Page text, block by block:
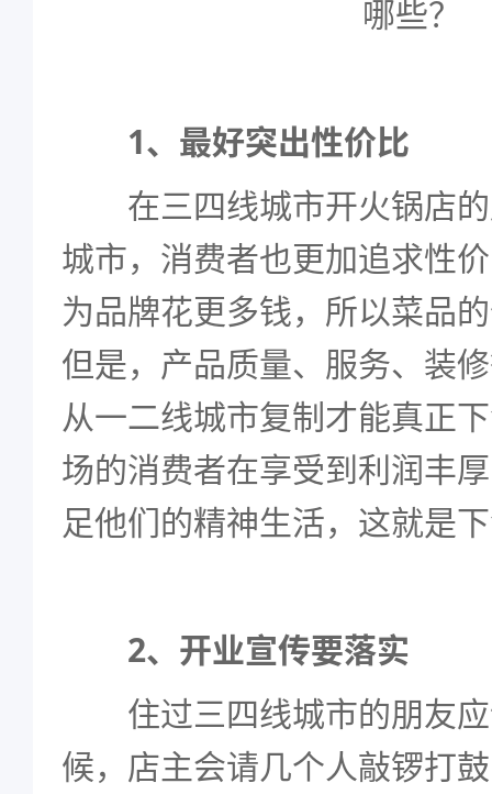
1、最好突出性价比
在三四线城市开火锅店的
城市，消费者也更加追求性
为品牌花更多钱，所以菜品
但是，产品质量、服务、装
从一二线城市复制才能真正
场的消费者在享受到利润丰
足他们的精神生活，这就是
2、开业宣传要落实
住过三四线城市的朋友应
候，店主会请几个人敲锣打